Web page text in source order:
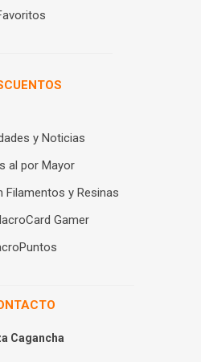
y Noticias
al por Mayor
Filamentos y Resinas
Gamer
Cagancha